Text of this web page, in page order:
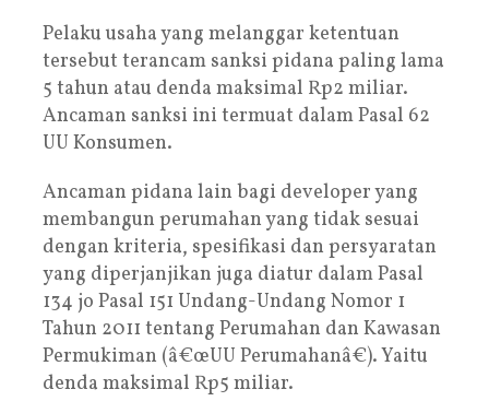
Pelaku usaha yang melanggar ketentuan
tersebut terancam sanksi pidana paling lama
5 tahun atau denda maksimal Rp2 miliar.
Ancaman sanksi ini termuat dalam Pasal 62
UU Konsumen.
Ancaman pidana lain bagi developer yang
membangun perumahan yang tidak sesuai
dengan kriteria, spesifikasi dan persyaratan
yang diperjanjikan juga diatur dalam Pasal
134 jo Pasal 151 Undang-Undang Nomor 1
Tahun 2011 tentang Perumahan dan Kawasan
Permukiman (â€œUU Perumahanâ€). Yaitu
denda maksimal Rp5 miliar.